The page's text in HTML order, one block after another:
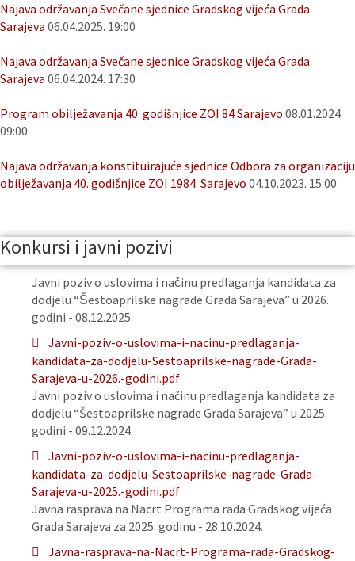
Najava održavanja Svečane sjednice Gradskog vijeća Grada
Sarajeva 06.04.2025. 19:00
Najava održavanja Svečane sjednice Gradskog vijeća Grada
Sarajeva 06.04.2024. 17:30
Program obilježavanja 40. godišnjice ZOI 84 Sarajevo 08.01.2024.
09:00
Najava održavanja konstituirajuće sjednice Odbora za organizaciju
obilježavanja 40. godišnjice ZOI 1984. Sarajevo 04.10.2023. 15:00
Konkursi i javni pozivi
Javni poziv o uslovima i načinu predlaganja kandidata za
dodjelu “Šestoaprilske nagrade Grada Sarajeva” u 2026.
godini - 08.12.2025.
Javni-poziv-o-uslovima-i-nacinu-predlaganja-
kandidata-za-dodjelu-Sestoaprilske-nagrade-Grada-
Sarajeva-u-2026.-godini.pdf
Javni poziv o uslovima i načinu predlaganja kandidata za
dodjelu “Šestoaprilske nagrade Grada Sarajeva” u 2025.
godini - 09.12.2024.
Javni-poziv-o-uslovima-i-nacinu-predlaganja-
kandidata-za-dodjelu-Sestoaprilske-nagrade-Grada-
Sarajeva-u-2025.-godini.pdf
Javna rasprava na Nacrt Programa rada Gradskog vijeća
Grada Sarajeva za 2025. godinu - 28.10.2024.
Javna-rasprava-na-Nacrt-Programa-rada-Gradskog-